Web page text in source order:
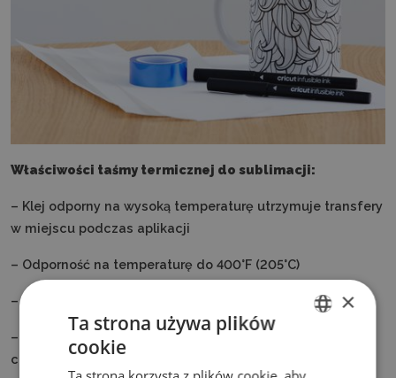
Właściwości taśmy termicznej do sublimacji:
– Klej odporny na wysoką temperaturę utrzymuje transfery
w miejscu podczas aplikacji
– Odporność na temperaturę do 400°F (205°C)
– Nie pozostawia śladu na przedmiotach
– Do użytku z prasami termicznymi, prasami do kubków
czy żelazkiem
×
Ta strona używa plików
cookie